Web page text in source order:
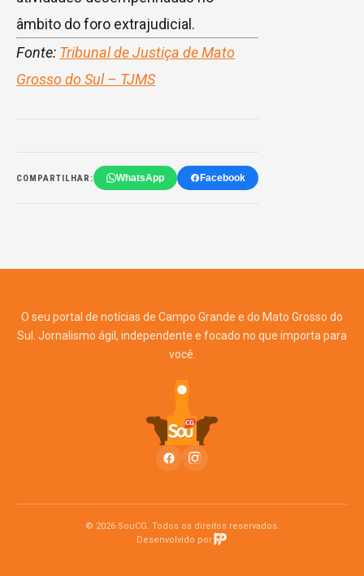
âmbito do foro extrajudicial.
Fonte: Tribunal de Justiça de Mato
Grosso do Sul – TJMS
COMPARTILHAR: WhatsApp Facebook
O seu portal de notícias de Campo Grande e do Mato Grosso do
Sul. Jornalismo ágil, independente e focado no que importa para
você.
© 2026 SouCG. Todos os direitos reservados.
Desenvolvido por